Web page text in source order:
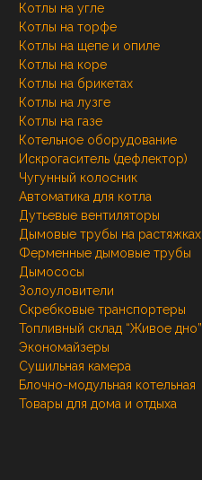
Котлы на угле
Котлы на торфе
Котлы на щепе и опиле
Котлы на коре
Котлы на брикетах
Котлы на лузге
Котлы на газе
Котельное оборудование
Искрогаситель (дефлектор)
Чугунный колосник
Автоматика для котла
Дутьевые вентиляторы
Дымовые трубы на растяжках
Ферменные дымовые трубы
Дымососы
Золоуловители
Скребковые транспортеры
Топливный склад “Живое дно”
Экономайзеры
Сушильная камера
Блочно-модульная котельная
Товары для дома и отдыха